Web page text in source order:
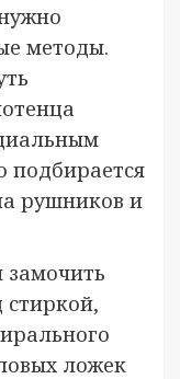
методы.
подбирается
рушников и
замочить
стиркой,
ложек